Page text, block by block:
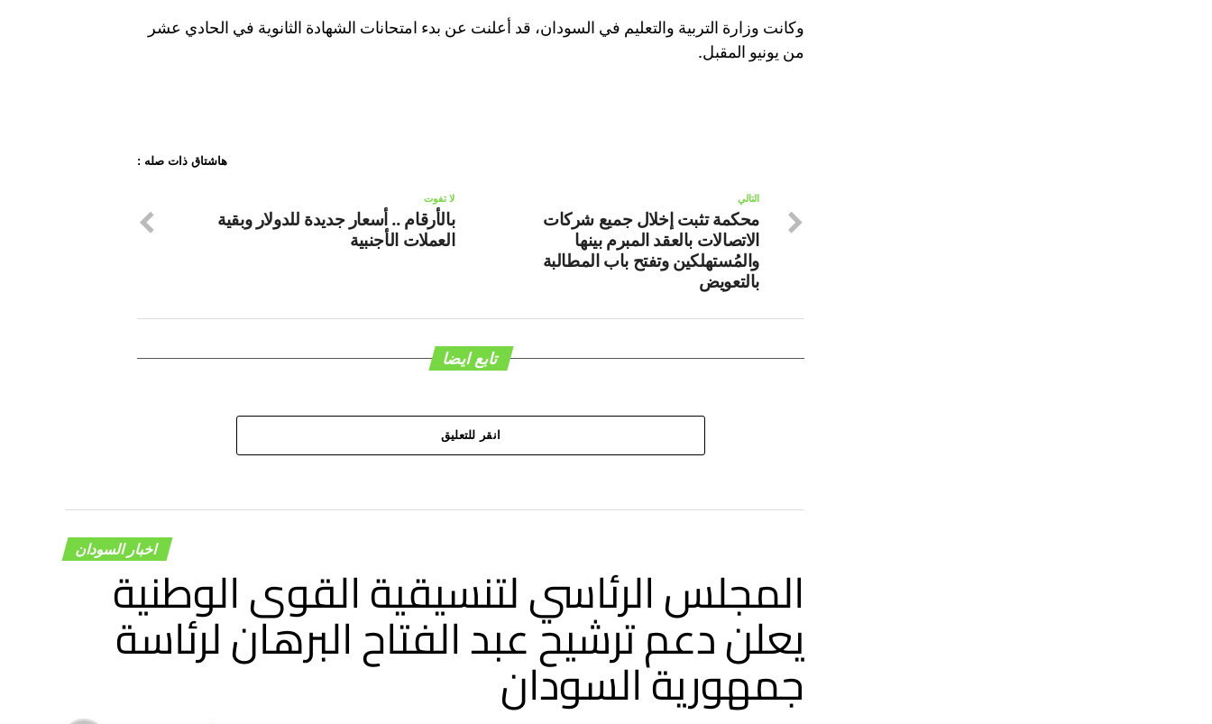
وكانت وزارة التربية والتعليم في السودان، قد أعلنت عن بدء امتحانات الشهادة الثانوية في الحادي عشر
من يونيو المقبل.
هاشتاق ذات صله :
التالي
محكمة تثبت إخلال جميع شركات
الاتصالات بالعقد المبرم بينها
والمُستهلكين وتفتح باب المطالبة
بالتعويض
لا تفوت
بالأرقام .. أسعار جديدة للدولار وبقية
العملات الأجنبية
تابع ايضا
انقر للتعليق
اخبار السودان
المجلس الرئاسي لتنسيقية القوى الوطنية
يعلن دعم ترشيح عبد الفتاح البرهان لرئاسة
جمهورية السودان